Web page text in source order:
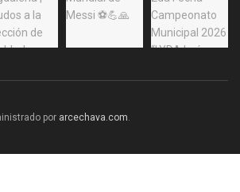
por arcechava.com